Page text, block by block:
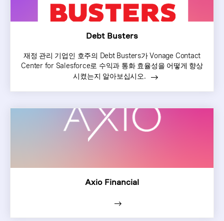
Debt Busters
재정 관리 기업인 호주의 Debt Busters가 Vonage Contact
Center for Salesforce로 수익과 통화 효율성을 어떻게 향상
시켰는지 알아보십시오.
Axio Financial